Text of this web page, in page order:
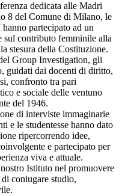
dedicata alle Madri
8 del Comune di Milano, le
partecipato ad un
sul contributo femminile alla
stesura della Costituzione.
Group Investigation, gli
guidati dai docenti di diritto,
confronto tra pari
e sociale delle ventuno
del 1946.
di interviste immaginarie
e le studentesse hanno dato
ripercorrendo idee,
e partecipato per
viva e attuale.
Istituto nel promuovere
coniugare studio,